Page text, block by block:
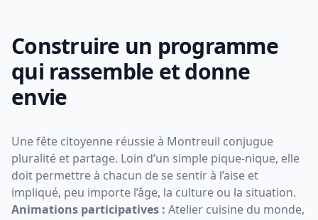
Construire un programme
qui rassemble et donne
envie
Une fête citoyenne réussie à Montreuil conjugue
pluralité et partage. Loin d’un simple pique-nique, elle
doit permettre à chacun de se sentir à l’aise et
impliqué, peu importe l’âge, la culture ou la situation.
Animations participatives : Atelier cuisine du monde,